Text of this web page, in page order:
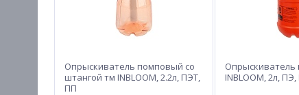
Опрыскиватель помповый со
штангой тм INBLOOM, 2.2л, ПЭТ,
ПП
INBLOOM, 2л,